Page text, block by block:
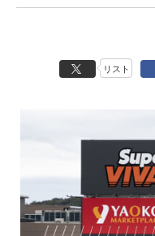
リスト